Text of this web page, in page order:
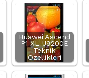
Huawei Ascend
P1 XL U9200E
Teknik
Özellikleri